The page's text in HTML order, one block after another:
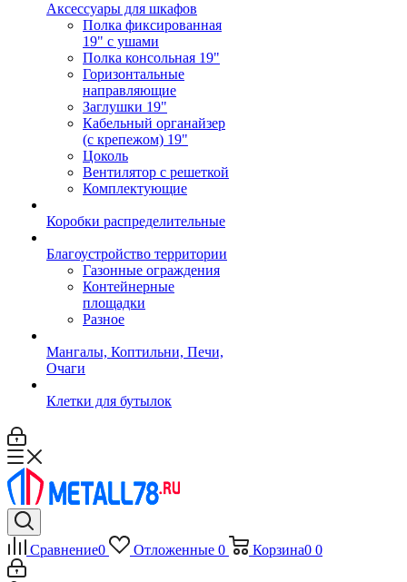
Аксессуары для шкафов
Полка фиксированная
19" с ушами
Полка консольная 19"
Горизонтальные
направляющие
Заглушки 19"
Кабельный органайзер
(с крепежом) 19"
Цоколь
Вентилятор с решеткой
Комплектующие
Коробки распределительные
Благоустройство территории
Газонные ограждения
Контейнерные
площадки
Разное
Мангалы, Коптильни, Печи,
Очаги
Клетки для бутылок
Сравнение0 Отложенные 0 Корзина0 0